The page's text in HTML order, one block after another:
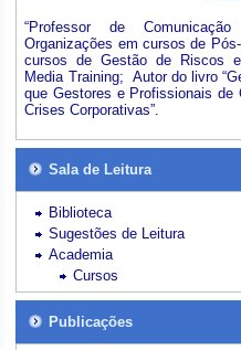
“Professor de
Organizações em cursos de
cursos de Gestão de Riscos
Media Training; Autor do livro
que Gestores e Profissionais de
Crises Corporativas”.
Sala de Leitura
Biblioteca
Sugestões de Leitura
Academia
Cursos
Publicações